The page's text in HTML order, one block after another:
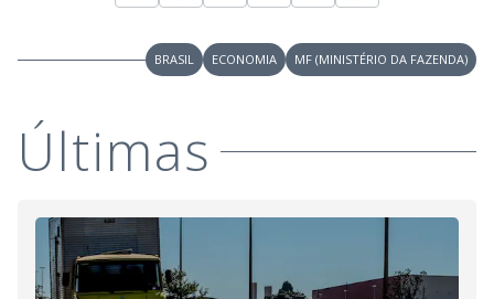
BRASIL ECONOMIA MF (MINISTÉRIO DA FAZENDA)
Últimas